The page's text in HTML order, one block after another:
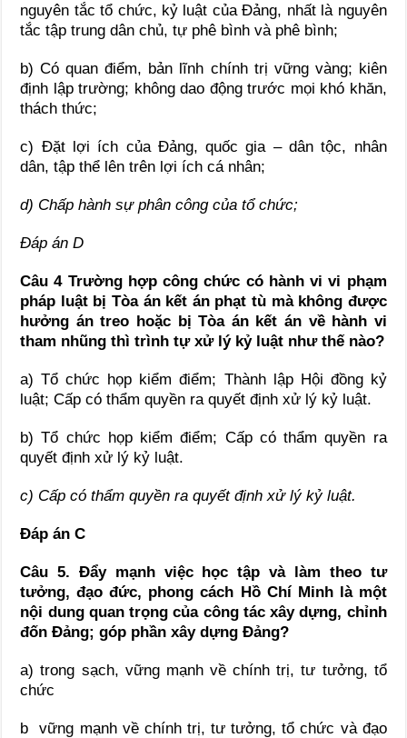
nguyên tắc tổ chức, kỷ luật của Đảng, nhất là nguyên
tắc tập trung dân chủ, tự phê bình và phê bình;
b) Có quan điểm, bản lĩnh chính trị vững vàng; kiên
định lập trường; không dao động trước mọi khó khăn,
thách thức;
c) Đặt lợi ích của Đảng, quốc gia – dân tộc, nhân
dân, tập thể lên trên lợi ích cá nhân;
d) Chấp hành sự phân công của tổ chức;
Đáp án D
Câu 4 Trường hợp công chức có hành vi vi phạm
pháp luật bị Tòa án kết án phạt tù mà không được
hưởng án treo hoặc bị Tòa án kết án về hành vi
tham nhũng thì trình tự xử lý kỷ luật như thế nào?
a) Tổ chức họp kiểm điểm; Thành lập Hội đồng kỷ
luật; Cấp có thẩm quyền ra quyết định xử lý kỷ luật.
b) Tổ chức họp kiểm điểm; Cấp có thẩm quyền ra
quyết định xử lý kỷ luật.
c) Cấp có thẩm quyền ra quyết định xử lý kỷ luật.
Đáp án C
Câu 5. Đẩy mạnh việc học tập và làm theo tư
tưởng, đạo đức, phong cách Hồ Chí Minh là một
nội dung quan trọng của công tác xây dựng, chỉnh
đốn Đảng; góp phần xây dựng Đảng?
a) trong sạch, vững mạnh về chính trị, tư tưởng, tổ
chức
b vững mạnh về chính trị, tư tưởng, tổ chức và đạo